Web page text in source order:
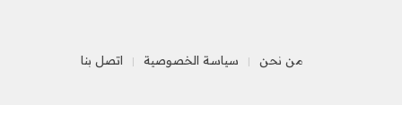
من نحن سياسة الخصوصية اتصل بنا